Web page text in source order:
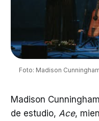
Foto: Madison
Madison
de estudio, Ace,